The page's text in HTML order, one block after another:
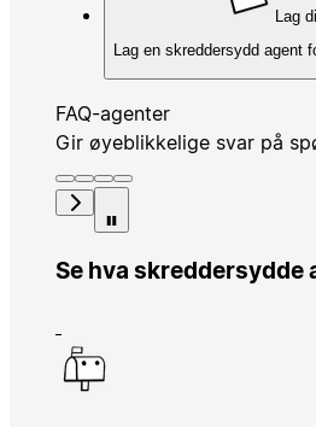
Lag
Lag en skreddersydd agent
FAQ-agenter
Gir øyeblikkelige svar på
Se hva skreddersydde